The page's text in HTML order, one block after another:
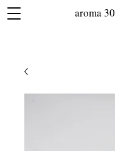
aroma 30